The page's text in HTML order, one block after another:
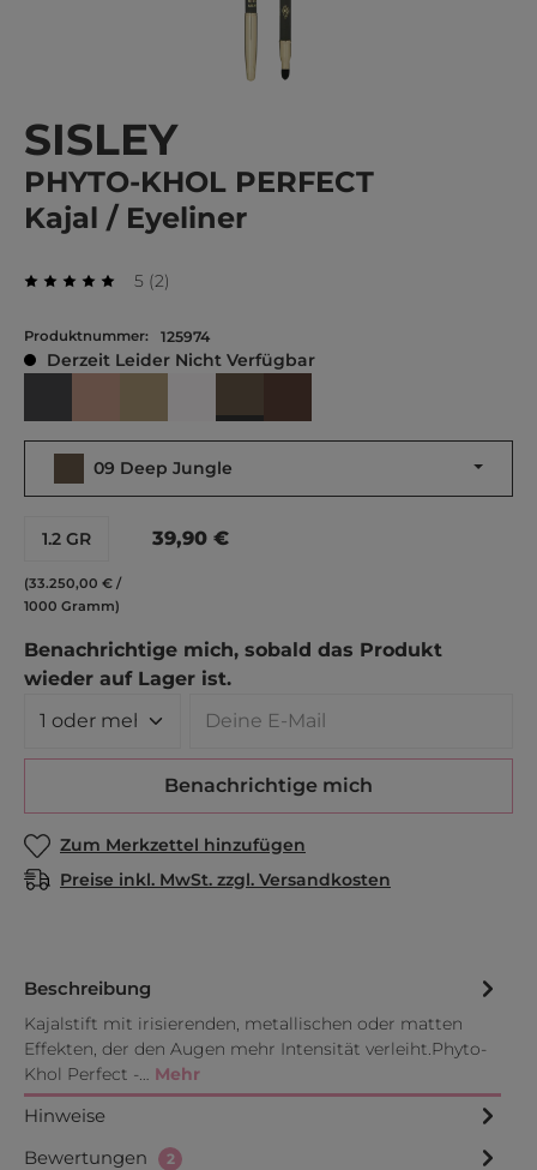
SISLEY
PHYTO-KHOL PERFECT
Kajal / Eyeliner
5
Durchschnittliche Bewertung von 5 von 5
(2)
Bewertungen
Produktnummer: 125974
Derzeit Leider Nicht Verfügbar
07 Snow
09 Deep Jungle
1.2 GR
(33.250,00 € /
1000 Gramm)
39,90 €
Benachrichtige mich, sobald das Produkt
wieder auf Lager ist.
Benachrichtige mich
Zum Merkzettel hinzufügen
Preise inkl. MwSt. zzgl. Versandkosten
Beschreibung
Kajalstift mit irisierenden, metallischen oder matten
Effekten, der den Augen mehr Intensität verleiht.Phyto-
Khol Perfect -… Mehr
Hinweise
Bewertungen
2